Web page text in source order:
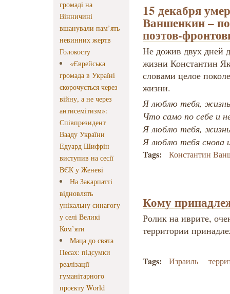
громаді на
Вінничині
вшанували пам’ять
невинних жертв
Голокосту
«Єврейська
громада в Україні
скорочується через
війну, а не через
антисемітизм»:
Співпрезидент
Вааду України
Едуард Шифрін
виступив на сесії
ВЄК у Женеві
На Закарпатті
відновлять
унікальну синагогу
у селі Великі
Ком’яти
Маца до свята
Песах: підсумки
реалізації
гуманітарного
проєкту World
15 декабря
Ваншенкин –
поэтов-
Не дожив двух дней
жизни Константин
словами целое
жизни.
Я люблю тебя,
Что само по себе и
Я люблю тебя,
Я люблю тебя снова
Tags: Константин
Кому
Ролик на иврите,
территории
Tags: Израиль